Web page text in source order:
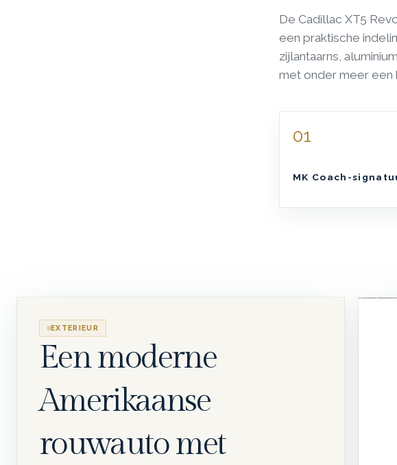
De Cadillac XT5
een praktische
zijlantaarns,
met onder meer een
01
MK Coach-
EXTERIEUR
Een moderne
Amerikaanse
rouwauto met